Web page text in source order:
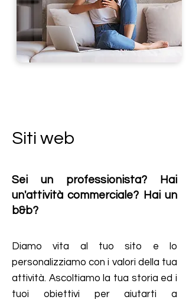
Siti web
Sei un professionista? Hai
un'attività commerciale? Hai un
b&b?
Diamo vita al tuo sito e lo
personalizziamo con i valori della tua
attività. Ascoltiamo la tua storia ed i
tuoi obiettivi per aiutarti a